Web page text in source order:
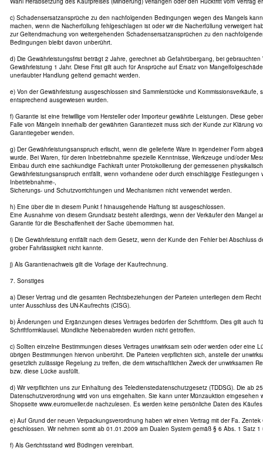
c) Schadensersatzansprüche zu den nachfolgenden Bedingungen wegen des Mangels
machen, wenn die Nacherfüllung fehlgeschlagen ist oder wir die Nacherfüllung verweigert
zur Geltendmachung von weitergehenden Schadensersatzansprüchen zu den
Bedingungen bleibt davon unberührt.
d) Die Gewährleistungsfrist beträgt 2 Jahre, gerechnet ab Gefahrübergang, bei gebrauchten
Gewährleistung 1 Jahr. Diese Frist gilt auch für Ansprüche auf Ersatz von
unerlaubter Handlung geltend gemacht werden.
e) Von der Gewährleistung ausgeschlossen sind Sammlerstücke und Kommissionsverkäufe,
entsprechend ausgewiesen wurden.
f) Garantie ist eine freiwillige vom Hersteller oder Importeur gewährte Leistungen. Diese
Falle von Mängeln innerhalb der gewährten Garantiezeit muss sich der Kunde zur Klärung
Garantiegeber wenden.
g) Der Gewährleistungsanspruch erlischt, wenn die gelieferte Ware in irgendeiner Form
wurde. Bei Waren, für deren Inbetriebnahme spezielle Kenntnisse, Werkzeuge und/oder
Einbau durch eine sachkundige Fachkraft unter Protokollierung der gemessenen
Gewährleistungsanspruch entfällt, wenn vorhandene oder durch einschlägige Festlegungen
Inbetriebnahme-,
Sicherungs- und Schutzvorrichtungen und Mechanismen nicht verwendet werden.
h) Eine über die in diesem Punkt f hinausgehende Haftung ist ausgeschlossen.
Eine Ausnahme von diesem Grundsatz besteht allerdings, wenn der Verkäufer den Mangel
Garantie für die Beschaffenheit der Sache übernommen hat.
i) Die Gewährleistung entfällt nach dem Gesetz, wenn der Kunde den Fehler bei Abschluss
grober Fahrlässigkeit nicht kannte.
j) Als Garantienachweis gilt die Vorlage der Kaufrechnung.
7. Sonstiges
a) Dieser Vertrag und die gesamten Rechtsbeziehungen der Parteien unterliegen dem
unter Ausschluss des UN-Kaufrechts (CISG).
b) Änderungen und Ergänzungen dieses Vertrages bedürfen der Schriftform. Dies gilt auch
Schriftformklausel. Mündliche Nebenabreden wurden nicht getroffen.
c) Sollten einzelne Bestimmungen dieses Vertrages unwirksam sein oder werden oder eine
übrigen Bestimmungen hiervon unberührt. Die Parteien verpflichten sich, anstelle der
gesetzlich zulässige Regelung zu treffen, die dem wirtschaftlichen Zweck der unwirksamen
bzw. diese Lücke ausfüllt.
d) Wir verpflichten uns zur Einhaltung des Teledienstedatenschutzgesetz (TDDSG). Die ab
Datenschutzverordnung wird von uns eingehalten. Sie kann unter Münzauktion eingesehen
Shopseite www.euromueller.de nachzulesen. Es werden keine persönliche Daten des
e) Auf Grund der neuen Verpackungsverordnung haben wir einen Vertrag mit der Fa. Zentek
geschlossen. Wir nehmen somit ab 01.01.2009 am Dualen System gemäß § 6 Abs. 1 Satz
f) Als Gerichtsstand wird Büdingen vereinbart.